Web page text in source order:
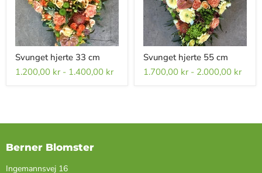
Svunget hjerte 33 cm
1.200,00 kr- 1.400,00 kr
Svunget hjerte 55 cm
1.700,00 kr- 2.000,00 kr
Berner Blomster
Ingemannsvej 16